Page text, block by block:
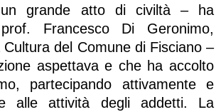
grande atto di civiltà – ha
Francesco Di Geronimo,
del Comune di Fisciano –
aspettava e che ha accolto
partecipando attivamente e
alle attività degli addetti. La